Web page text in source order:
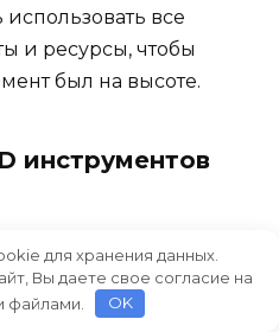
использовать все
и ресурсы, чтобы
был на высоте.
инструментов
элементам
воспользоваться
Эти инструменты
для хранения данных.
Вы даете свое согласие на
файлами.
OK